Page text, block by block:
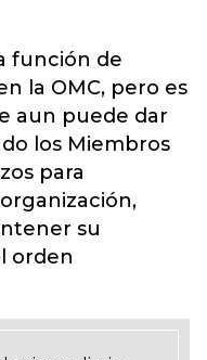
función de
la OMC, pero es
aun puede dar
los Miembros
para
su
orden